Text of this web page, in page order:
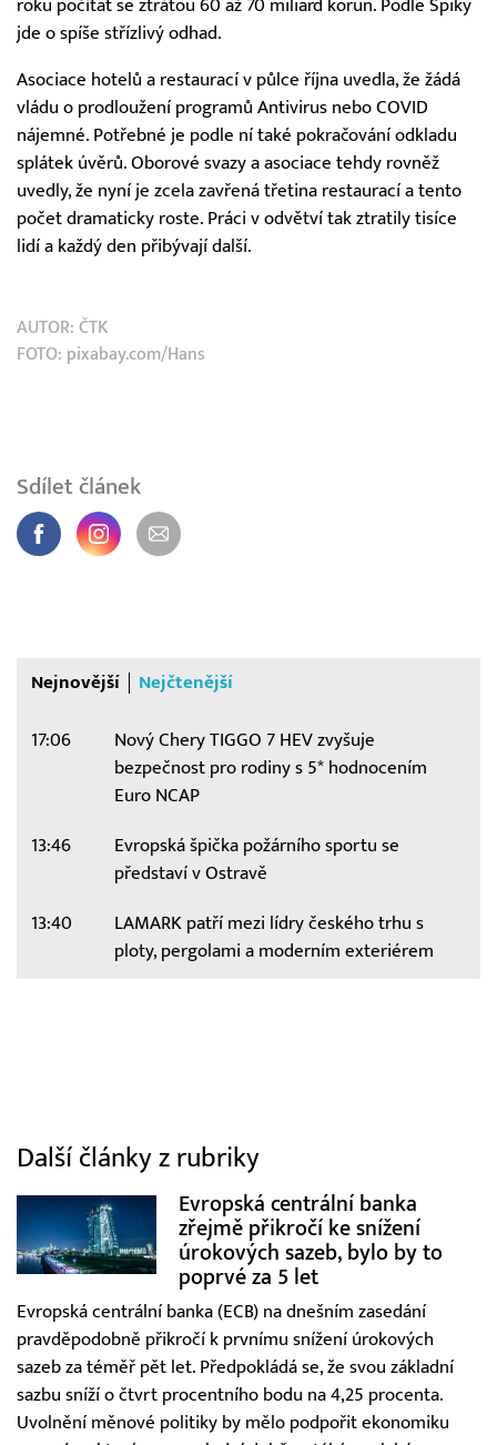
roku počítat se ztrátou 60 až 70 miliard korun. Podle Špiky
jde o spíše střízlivý odhad.
Asociace hotelů a restaurací v půlce října uvedla, že žádá
vládu o prodloužení programů Antivirus nebo COVID
nájemné. Potřebné je podle ní také pokračování odkladu
splátek úvěrů. Oborové svazy a asociace tehdy rovněž
uvedly, že nyní je zcela zavřená třetina restaurací a tento
počet dramaticky roste. Práci v odvětví tak ztratily tisíce
lidí a každý den přibývají další.
AUTOR: ČTK
FOTO: pixabay.com/Hans
Sdílet článek
Nejnovější Nejčtenější
17:06
Nový Chery TIGGO 7 HEV zvyšuje
bezpečnost pro rodiny s 5* hodnocením
Euro NCAP
13:46
Evropská špička požárního sportu se
představí v Ostravě
13:40
LAMARK patří mezi lídry českého trhu s
ploty, pergolami a moderním exteriérem
Další články z rubriky
Evropská centrální banka
zřejmě přikročí ke snížení
úrokových sazeb, bylo by to
poprvé za 5 let
Evropská centrální banka (ECB) na dnešním zasedání
pravděpodobně přikročí k prvnímu snížení úrokových
sazeb za téměř pět let. Předpokládá se, že svou základní
sazbu sníží o čtvrt procentního bodu na 4,25 procenta.
Uvolnění měnové politiky by mělo podpořit ekonomiku